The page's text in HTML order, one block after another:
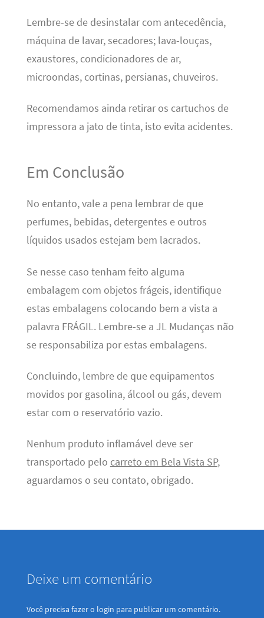
Lembre-se de desinstalar com antecedência,
máquina de lavar, secadores; lava-louças,
exaustores, condicionadores de ar,
microondas, cortinas, persianas, chuveiros.
Recomendamos ainda retirar os cartuchos de
impressora a jato de tinta, isto evita acidentes.
Em Conclusão
No entanto, vale a pena lembrar de que
perfumes, bebidas, detergentes e outros
líquidos usados estejam bem lacrados.
Se nesse caso tenham feito alguma
embalagem com objetos frágeis, identifique
estas embalagens colocando bem a vista a
palavra FRÁGIL. Lembre-se a JL Mudanças não
se responsabiliza por estas embalagens.
Concluindo, lembre de que equipamentos
movidos por gasolina, álcool ou gás, devem
estar com o reservatório vazio.
Nenhum produto inflamável deve ser
transportado pelo carreto em Bela Vista SP,
aguardamos o seu contato, obrigado.
Deixe um comentário
Você precisa fazer o login para publicar um comentário.